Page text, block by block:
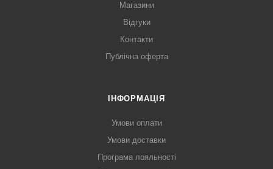
Магазини
Відгуки
Контакти
Публічна оферта
ІНФОРМАЦІЯ
Умови оплати
Умови доставки
Програма лояльності